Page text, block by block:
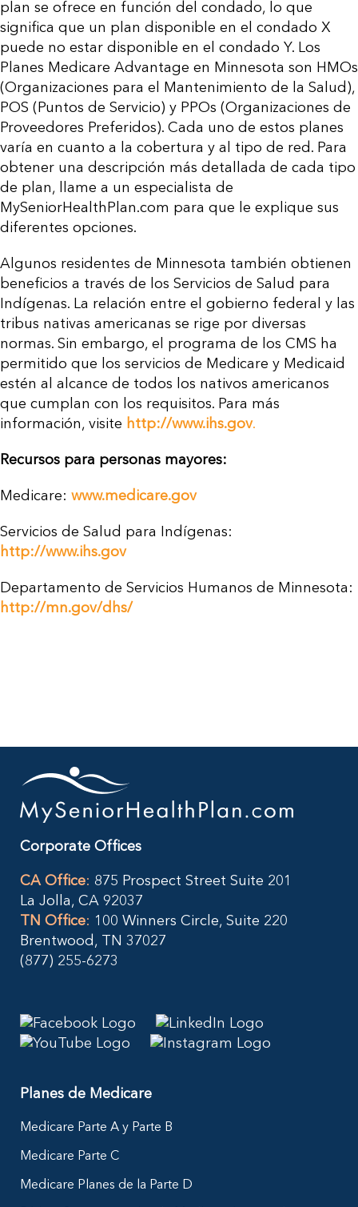
plan se ofrece en función del condado, lo que
significa que un plan disponible en el condado X
puede no estar disponible en el condado Y. Los
Planes Medicare Advantage en Minnesota son HMOs
(Organizaciones para el Mantenimiento de la Salud),
POS (Puntos de Servicio) y PPOs (Organizaciones de
Proveedores Preferidos). Cada uno de estos planes
varía en cuanto a la cobertura y al tipo de red. Para
obtener una descripción más detallada de cada tipo
de plan, llame a un especialista de
MySeniorHealthPlan.com para que le explique sus
diferentes opciones.
Algunos residentes de Minnesota también obtienen
beneficios a través de los Servicios de Salud para
Indígenas. La relación entre el gobierno federal y las
tribus nativas americanas se rige por diversas
normas. Sin embargo, el programa de los CMS ha
permitido que los servicios de Medicare y Medicaid
estén al alcance de todos los nativos americanos
que cumplan con los requisitos. Para más
información, visite http://www.ihs.gov.
Recursos para personas mayores:
Medicare: www.medicare.gov
Servicios de Salud para Indígenas:
http://www.ihs.gov
Departamento de Servicios Humanos de Minnesota:
http://mn.gov/dhs/
Corporate Offices
CA Office: 875 Prospect Street Suite 201
La Jolla, CA 92037
TN Office: 100 Winners Circle, Suite 220
Brentwood, TN 37027
(877) 255-6273
Planes de Medicare
Medicare Parte A y Parte B
Medicare Parte C
Medicare Planes de la Parte D